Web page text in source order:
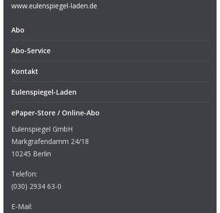
www.eulenspiegel-laden.de
Abo
Abo-Service
Kontakt
Eulenspiegel-Laden
ePaper-Store / Online-Abo
Eulenspiegel GmbH
Markgrafendamm 24/18
10245 Berlin
Telefon:
(030) 2934 63-0
E-Mail: